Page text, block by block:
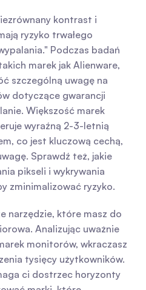
kontrast i
ryzyko trwałego
Podczas badań
marek jak Alienware,
szczególną uwagę na
dotyczące gwarancji
Większość marek
wyraźną 2-3-letnią
co jest kluczową cechą,
Sprawdź też, jakie
pikseli i wykrywania
zminimalizować ryzyko.
narzędzie, które masz do
Analizując uważnie
monitorów, wkraczasz
tysięcy użytkowników.
ci dostrzec horyzonty